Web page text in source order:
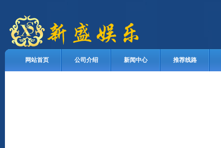
网站首页 公司介绍 新闻中心 推荐线路